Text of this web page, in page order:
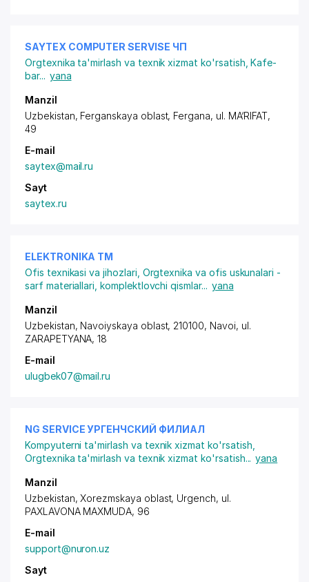
SAYTEX COMPUTER SERVISE ЧП
Orgtexnika ta'mirlash va texnik xizmat ko'rsatish ,Kafe-
bar... yana
Manzil
Uzbekistan, Ferganskaya oblast, Fergana, ul. MA‘RIFAT,
49
E-mail
saytex@mail.ru
Sayt
saytex.ru
ELEKTRONIKA ТМ
Ofis texnikasi va jihozlari Orgtexnika va ofis uskunalari -
sarf materiallari, komplektlovchi qismlar... yana
Manzil
Uzbekistan, Navoiyskaya oblast, 210100, Navoi, ul.
ZARAPETYANA, 18
E-mail
ulugbek07@mail.ru
NG SERVICE УРГЕНЧСКИЙ ФИЛИАЛ
Kompyuterni ta'mirlash va texnik xizmat ko'rsatish
Orgtexnika ta'mirlash va texnik xizmat ko'rsatish... yana
Manzil
Uzbekistan, Xorezmskaya oblast, Urgench, ul.
PAXLAVONA MAXMUDA, 96
E-mail
support@nuron.uz
Sayt